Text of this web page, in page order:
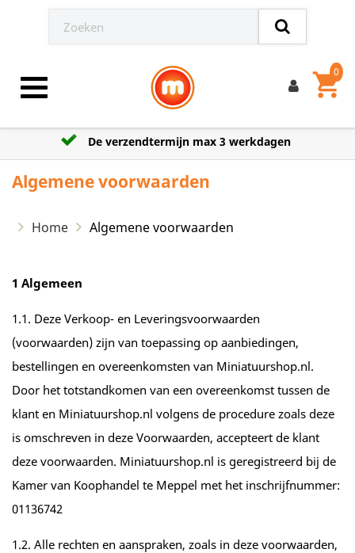
Toggle navigation shopping_cart
0
Grootste aanbod model auto’s
Algemene voorwaarden
Home Algemene voorwaarden
1 Algemeen
1.1. Deze Verkoop- en Leveringsvoorwaarden
(voorwaarden) zijn van toepassing op aanbiedingen,
bestellingen en overeenkomsten van Miniatuurshop.nl.
Door het totstandkomen van een overeenkomst tussen de
klant en Miniatuurshop.nl volgens de procedure zoals deze
is omschreven in deze Voorwaarden, accepteert de klant
deze voorwaarden. Miniatuurshop.nl is geregistreerd bij de
Kamer van Koophandel te Meppel met het inschrijfnummer:
01136742
1.2. Alle rechten en aanspraken, zoals in deze voorwaarden,